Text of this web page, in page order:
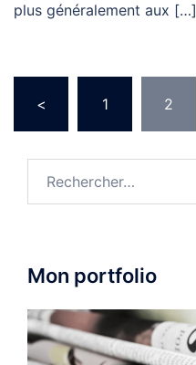
plus généralement aux […]
des
publications
< 1 2
Mon portfolio